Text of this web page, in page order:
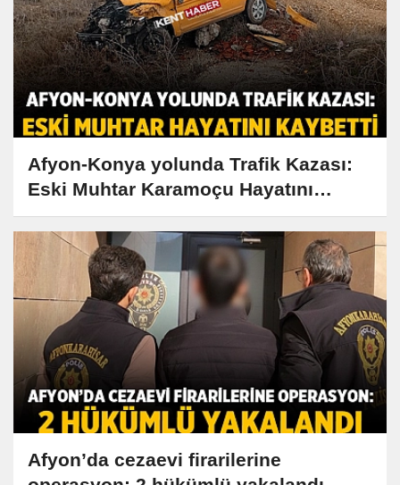
Afyon-Konya yolunda Trafik Kazası:
Eski Muhtar Karamoçu Hayatını
Kaybetti
Afyon’da cezaevi firarilerine